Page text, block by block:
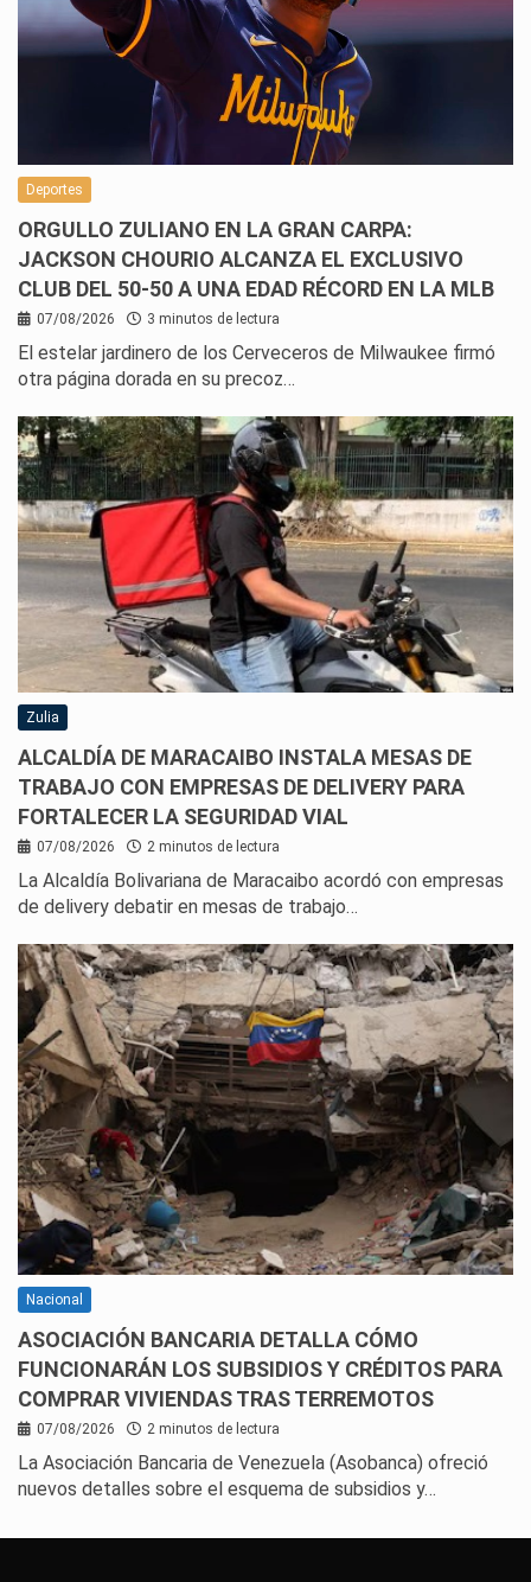
Deportes
ORGULLO ZULIANO EN LA GRAN CARPA:
JACKSON CHOURIO ALCANZA EL EXCLUSIVO
CLUB DEL 50-50 A UNA EDAD RÉCORD EN LA MLB
07/08/2026 3 minutos de lectura
El estelar jardinero de los Cerveceros de Milwaukee firmó
otra página dorada en su precoz…
Zulia
ALCALDÍA DE MARACAIBO INSTALA MESAS DE
TRABAJO CON EMPRESAS DE DELIVERY PARA
FORTALECER LA SEGURIDAD VIAL
07/08/2026 2 minutos de lectura
La Alcaldía Bolivariana de Maracaibo acordó con empresas
de delivery debatir en mesas de trabajo…
Nacional
ASOCIACIÓN BANCARIA DETALLA CÓMO
FUNCIONARÁN LOS SUBSIDIOS Y CRÉDITOS PARA
COMPRAR VIVIENDAS TRAS TERREMOTOS
07/08/2026 2 minutos de lectura
La Asociación Bancaria de Venezuela (Asobanca) ofreció
nuevos detalles sobre el esquema de subsidios y…